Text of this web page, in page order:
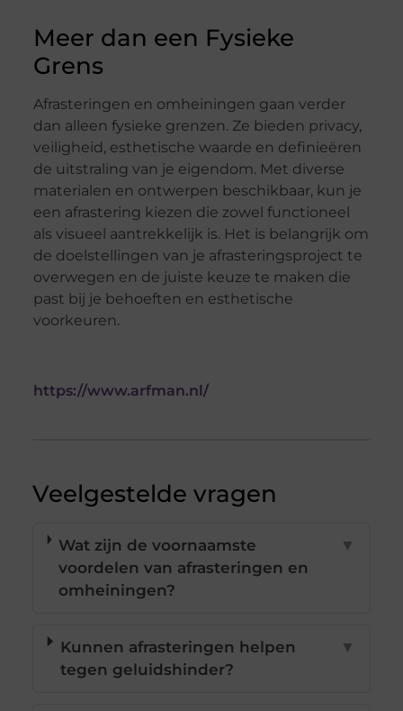
Meer dan een Fysieke
Grens
Afrasteringen en omheiningen gaan verder
dan alleen fysieke grenzen. Ze bieden privacy,
veiligheid, esthetische waarde en definieëren
de uitstraling van je eigendom. Met diverse
materialen en ontwerpen beschikbaar, kun je
een afrastering kiezen die zowel functioneel
als visueel aantrekkelijk is. Het is belangrijk om
de doelstellingen van je afrasteringsproject te
overwegen en de juiste keuze te maken die
past bij je behoeften en esthetische
voorkeuren.
https://www.arfman.nl/
Veelgestelde vragen
Wat zijn de voornaamste
voordelen van afrasteringen en
omheiningen?
▼
Kunnen afrasteringen helpen
tegen geluidshinder?
▼